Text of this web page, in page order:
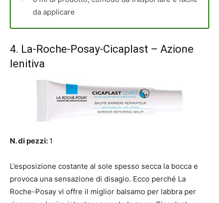
da applicare
4. La-Roche-Posay-Cicaplast – Azione
lenitiva
N. di pezzi: 1
L’esposizione costante al sole spesso secca la bocca e
provoca una sensazione di disagio. Ecco perché La
Roche-Posay vi offre il miglior balsamo per labbra per